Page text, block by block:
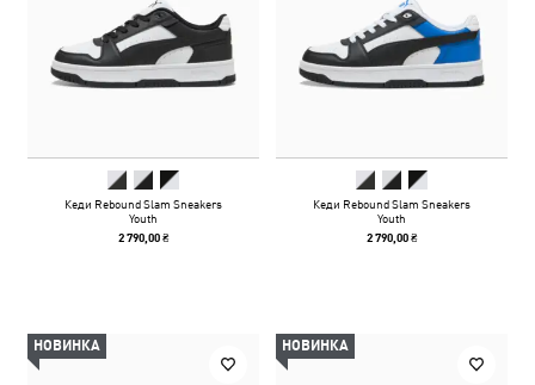
Кеди Rebound Slam Sneakers
Youth
2 790,00 ₴
Кеди Rebound Slam Sneakers
Youth
2 790,00 ₴
НОВИНКА НОВИНКА